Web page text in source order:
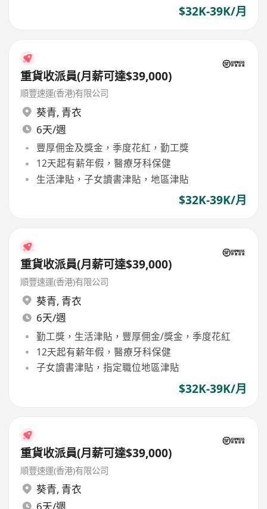
$32K-39K/月
重貨收派員(月薪可達$39,000)
順豐速運(香港)有限公司
葵青, 青衣
6天/週
豐厚佣金及獎金，季度花紅，勤工獎
12天起有薪年假，醫療牙科保健
生活津貼，子女讀書津貼，地區津貼
$32K-39K/月
重貨收派員(月薪可達$39,000)
順豐速運(香港)有限公司
葵青, 青衣
6天/週
勤工獎，生活津貼，豐厚佣金/獎金，季度花紅
12天起有薪年假，醫療牙科保健
子女讀書津貼，指定職位地區津貼
$32K-39K/月
重貨收派員(月薪可達$39,000)
順豐速運(香港)有限公司
葵青, 青衣